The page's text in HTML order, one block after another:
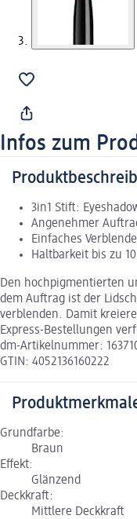
Infos zum
3in1 Stift:
Angenehmer
Einfaches
Haltbarkeit bis zu
Den hochpigmentierten
dem Auftrag ist der
verblenden. Damit
Express-Bestellungen
dm-Artikelnummer:
GTIN: 4052136160222
Grundfarbe:
Braun
Effekt:
Glänzend
Deckkraft:
Mittlere Deckkraft